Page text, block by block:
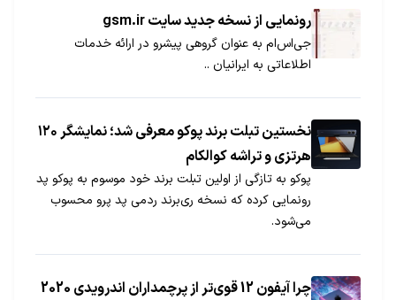
رونمایی از نسخه جدید سایت gsm.ir
جی‌اس‌ام به عنوان گروهی پیشرو در ارائه خدمات
اطلاعاتی به ایرانیان ..
نخستین تبلت برند پوکو معرفی شد؛ نمایشگر ۱۲۰
هرتزی و تراشه کوالکام
پوکو به تازگی از اولین تبلت برند خود موسوم به پوکو پد
رونمایی کرده که نسخه ری‌برند ردمی پد پرو محسوب
می‌شود.
چرا آیفون 12 قوی‌تر از پرچمداران اندرویدی 2020